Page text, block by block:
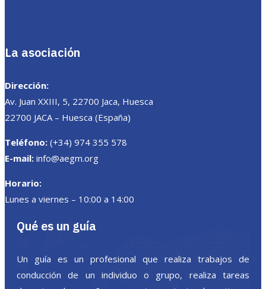
La asociación
Dirección:
Av. Juan XXIII, 5, 22700 Jaca, Huesca
22700 JACA – Huesca (España)
Teléfono: (+34) 974 355 578
E-mail: info@aegm.org
Horario:
Lunes a viernes – 10:00 a 14:00
Qué es un guía
Un guía es un profesional que realiza trabajos de
conducción de un individuo o grupo, realiza tareas